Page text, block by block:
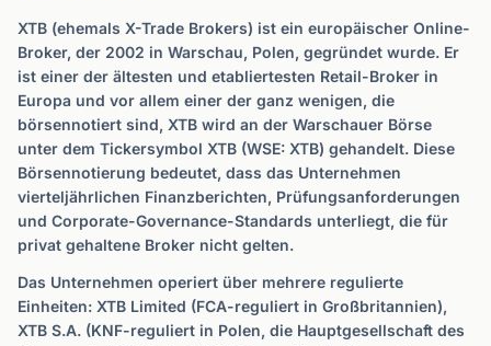
XTB (ehemals X-Trade Brokers) ist ein europäischer Online-
Broker, der 2002 in Warschau, Polen, gegründet wurde. Er
ist einer der ältesten und etabliertesten Retail-Broker in
Europa und vor allem einer der ganz wenigen, die
börsennotiert sind, XTB wird an der Warschauer Börse
unter dem Tickersymbol XTB (WSE: XTB) gehandelt. Diese
Börsennotierung bedeutet, dass das Unternehmen
vierteljährlichen Finanzberichten, Prüfungsanforderungen
und Corporate-Governance-Standards unterliegt, die für
privat gehaltene Broker nicht gelten.
Das Unternehmen operiert über mehrere regulierte
Einheiten: XTB Limited (FCA-reguliert in Großbritannien),
XTB S.A. (KNF-reguliert in Polen, die Hauptgesellschaft des